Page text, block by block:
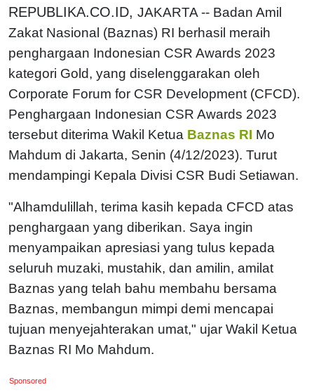
REPUBLIKA.CO.ID, JAKARTA -- Badan Amil
Zakat Nasional (Baznas) RI berhasil meraih
penghargaan Indonesian CSR Awards 2023
kategori Gold, yang diselenggarakan oleh
Corporate Forum for CSR Development (CFCD).
Penghargaan Indonesian CSR Awards 2023
tersebut diterima Wakil Ketua Baznas RI Mo
Mahdum di Jakarta, Senin (4/12/2023). Turut
mendampingi Kepala Divisi CSR Budi Setiawan.
"Alhamdulillah, terima kasih kepada CFCD atas
penghargaan yang diberikan. Saya ingin
menyampaikan apresiasi yang tulus kepada
seluruh muzaki, mustahik, dan amilin, amilat
Baznas yang telah bahu membahu bersama
Baznas, membangun mimpi demi mencapai
tujuan menyejahterakan umat," ujar Wakil Ketua
Baznas RI Mo Mahdum.
Sponsored